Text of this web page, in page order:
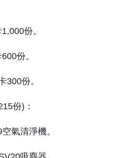
份。
份。
300份。
份)：
氣清淨機。